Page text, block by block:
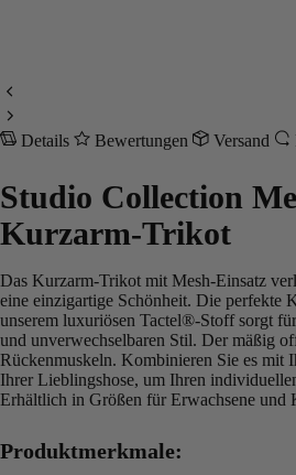
Details Bewertungen Versand
Studio Collection
Kurzarm-Trikot
Das Kurzarm-Trikot mit Mesh-Einsatz
eine einzigartige Schönheit. Die perfekte
unserem luxuriösen Tactel®-Stoff sorgt
und unverwechselbaren Stil. Der mäßig
Rückenmuskeln. Kombinieren Sie es mit
Ihrer Lieblingshose, um Ihren
Erhältlich in Größen für Erwachsene und
Produktmerkmale: